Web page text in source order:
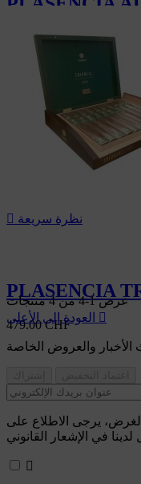
306.00 CHF
 نظرة سريعة
PLASENCIA
479.00 CHF
عرض 1-4 من 4 منتجات

والعروض الخاصة
يرجى الاطلاع على
